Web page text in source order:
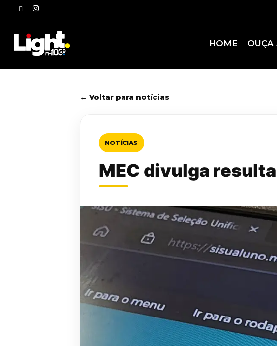
to
twitterinstagram
HOME OUÇA
← Voltar para notícias
NOTÍCIAS
MEC divulga